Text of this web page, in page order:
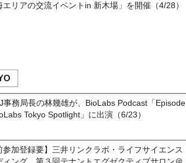
エリアの交流イベントin 新木場」を開催（4/28）
事務局長の林幾雄が、BioLabs Podcast「Episode
Tokyo Spotlight」に出演（6/23）
参加登録要】三井リンクラボ・ライフサイエンス
ィング 第３回テナントエグゼクティブサロン＠